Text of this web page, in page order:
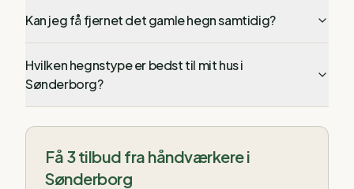
Kan jeg få fjernet det gamle hegn samtidig?
Hvilken hegnstype er bedst til mit hus i
Sønderborg?
Få 3 tilbud fra håndværkere i
Sønderborg